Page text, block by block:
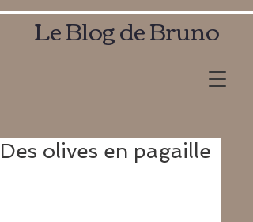
Le Blog de Bruno
Des olives en pagaille